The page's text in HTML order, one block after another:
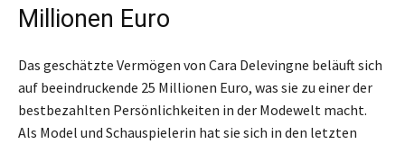
Millionen Euro
Das geschätzte Vermögen von Cara Delevingne beläuft sich
auf beeindruckende 25 Millionen Euro, was sie zu einer der
bestbezahlten Persönlichkeiten in der Modewelt macht.
Als Model und Schauspielerin hat sie sich in den letzten